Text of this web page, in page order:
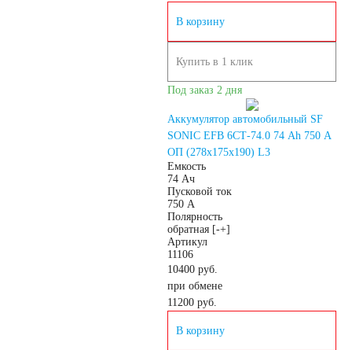
В корзину
Купить в 1 клик
Под заказ 2 дня
Аккумулятор автомобильный SF
SONIC EFB 6СТ-74.0 74 Ah 750 A
ОП (278x175x190) L3
Емкость
74 Ач
Пусковой ток
750 А
Полярность
обратная [-+]
Артикул
11106
10400 руб.
при обмене
11200 руб.
В корзину